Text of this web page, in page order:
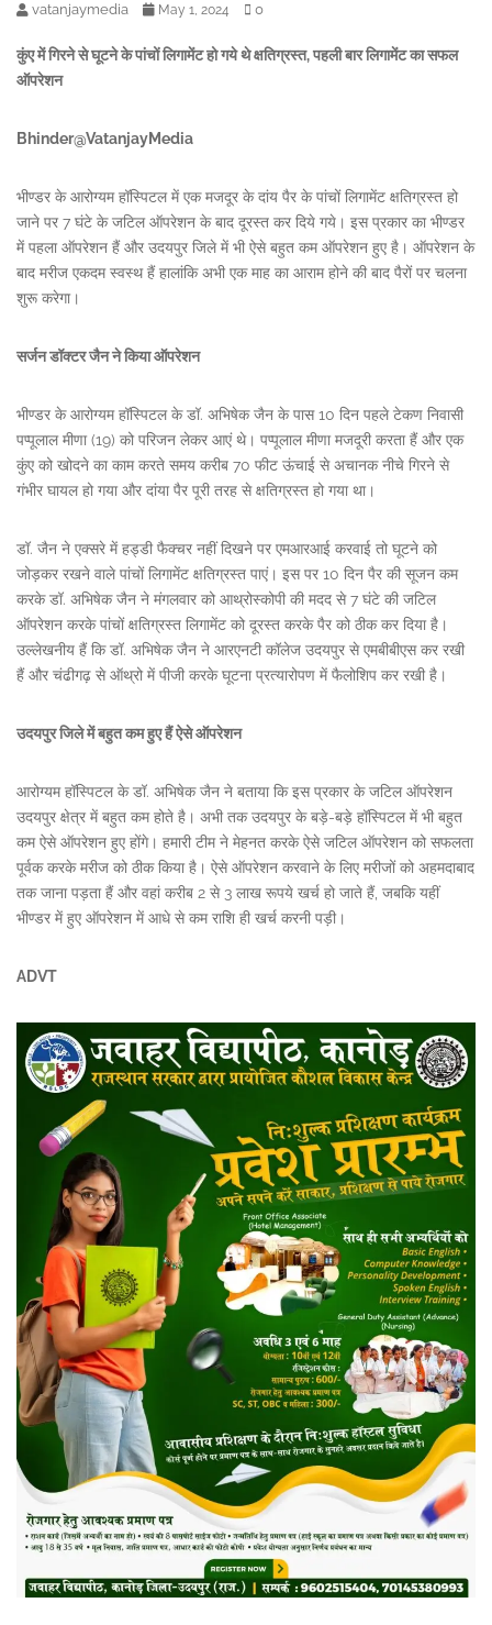
vatanjaymedia May 1, 2024 0
कुंए में गिरने से घूटने के पांचों लिगामेंट हो गये थे क्षतिग्रस्त, पहली बार लिगामेंट का सफल
ऑपरेशन
Bhinder@VatanjayMedia
भीण्डर के आरोग्यम हॉस्पिटल में एक मजदूर के दांय पैर के पांचों लिगामेंट क्षतिग्रस्त हो
जाने पर 7 घंटे के जटिल ऑपरेशन के बाद दूरस्त कर दिये गये। इस प्रकार का भीण्डर
में पहला ऑपरेशन हैं और उदयपुर जिले में भी ऐसे बहुत कम ऑपरेशन हुए है। ऑपरेशन के
बाद मरीज एकदम स्वस्थ हैं हालांकि अभी एक माह का आराम होने की बाद पैरों पर चलना
शुरू करेगा।
सर्जन डॉक्टर जैन ने किया ऑपरेशन
भीण्डर के आरोग्यम हॉस्पिटल के डॉ. अभिषेक जैन के पास 10 दिन पहले टेकण निवासी
पप्पूलाल मीणा (19) को परिजन लेकर आएं थे। पप्पूलाल मीणा मजदूरी करता हैं और एक
कुंए को खोदने का काम करते समय करीब 70 फीट ऊंचाई से अचानक नीचे गिरने से
गंभीर घायल हो गया और दांया पैर पूरी तरह से क्षतिग्रस्त हो गया था।
डॉ. जैन ने एक्सरे में हड्डी फैक्चर नहीं दिखने पर एमआरआई करवाई तो घूटने को
जोड़कर रखने वाले पांचों लिगामेंट क्षतिग्रस्त पाएं। इस पर 10 दिन पैर की सूजन कम
करके डॉ. अभिषेक जैन ने मंगलवार को आथ्रोस्कोपी की मदद से 7 घंटे की जटिल
ऑपरेशन करके पांचों क्षतिग्रस्त लिगामेंट को दूरस्त करके पैर को ठीक कर दिया है।
उल्लेखनीय हैं कि डॉ. अभिषेक जैन ने आरएनटी कॉलेज उदयपुर से एमबीबीएस कर रखी
हैं और चंढीगढ़ से ऑथ्रो में पीजी करके घूटना प्रत्यारोपण में फैलोशिप कर रखी है।
उदयपुर जिले में बहुत कम हुए हैं ऐसे ऑपरेशन
आरोग्यम हॉस्पिटल के डॉ. अभिषेक जैन ने बताया कि इस प्रकार के जटिल ऑपरेशन
उदयपुर क्षेत्र में बहुत कम होते है। अभी तक उदयपुर के बड़े-बड़े हॉस्पिटल में भी बहुत
कम ऐसे ऑपरेशन हुए होंगे। हमारी टीम ने मेहनत करके ऐसे जटिल ऑपरेशन को सफलता
पूर्वक करके मरीज को ठीक किया है। ऐसे ऑपरेशन करवाने के लिए मरीजों को अहमदाबाद
तक जाना पड़ता हैं और वहां करीब 2 से 3 लाख रूपये खर्च हो जाते हैं, जबकि यहीं
भीण्डर में हुए ऑपरेशन में आधे से कम राशि ही खर्च करनी पड़ी।
ADVT